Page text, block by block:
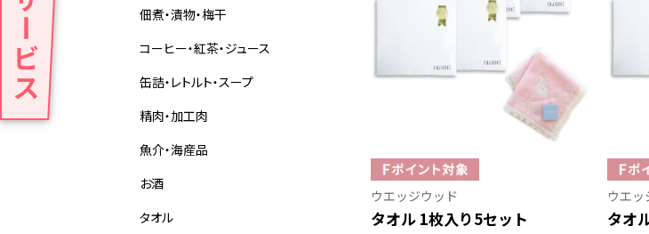
ウエッジウッド
タオル 1枚入り5セット
ウエッ
タオ
佃煮・漬物・梅干
コーヒー・紅茶・ジュース
缶詰・レトルト・スープ
精肉・加工肉
魚介・海産品
お酒
タオル